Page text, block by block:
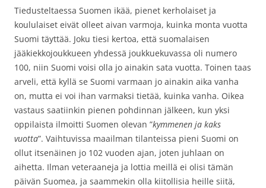
Tiedusteltaessa Suomen ikää, pienet kerholaiset ja
koululaiset eivät olleet aivan varmoja, kuinka monta vuotta
Suomi täyttää. Joku tiesi kertoa, että suomalaisen
jääkiekkojoukkueen yhdessä joukkuekuvassa oli numero
100, niin Suomi voisi olla jo ainakin sata vuotta. Toinen taas
arveli, että kyllä se Suomi varmaan jo ainakin aika vanha
on, mutta ei voi ihan varmaksi tietää, kuinka vanha. Oikea
vastaus saatiinkin pienen pohdinnan jälkeen, kun yksi
oppilaista ilmoitti Suomen olevan ”kymmenen ja kaks
vuotta”. Vaihtuvissa maailman tilanteissa pieni Suomi on
ollut itsenäinen jo 102 vuoden ajan, joten juhlaan on
aihetta. Ilman veteraaneja ja lottia meillä ei olisi tämän
päivän Suomea, ja saammekin olla kiitollisia heille siitä,